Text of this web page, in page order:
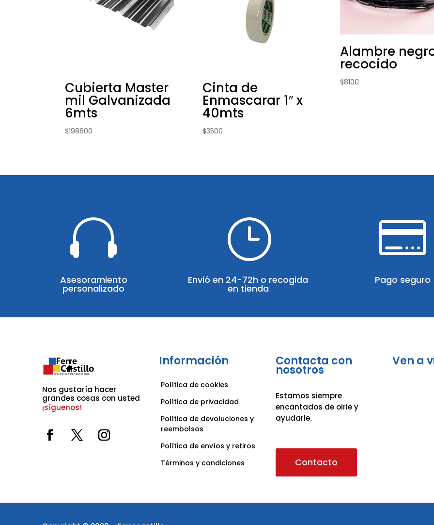
Cubierta Master
mil Galvanizada
6mts
$198600
Cinta de
Enmascarar 1″ x
40mts
$3500
Alambre
recocido
$8100

Asesoramiento
personalizado
}
Envió en 24-72h o recogida
en tienda

Pago seguro
Nos gustaría hacer
¡síguenos!
Información
Política de cookies
Política de privacidad
Política de devoluciones y
reembolsos
Política de envíos y retiros
Términos y condiciones
Contacta con
nosotros
Estamos siempre
encantados de oirle y
ayudarle.
Contacto
Ven a